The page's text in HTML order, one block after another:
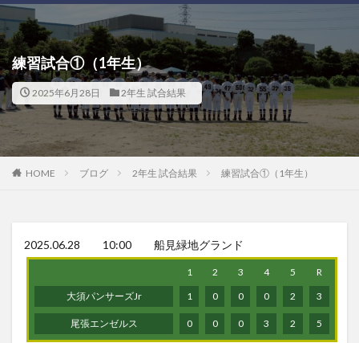
練習試合①（1年生）
2025年6月28日 2年生 試合結果
HOME ブログ 2年生 試合結果 練習試合①（1年生）
2025.06.28 10:00 船見緑地グランド
1 2 3 4 5
R
大須パンサーズJr
1 0 0 0 2 3
尾張エンゼルス 0 0 0 3 2 5